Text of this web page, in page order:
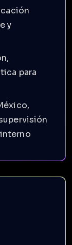
y
para